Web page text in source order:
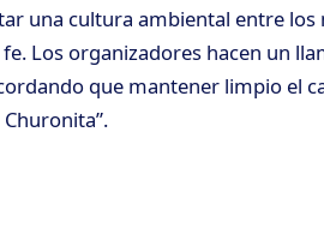
una cultura ambiental entre los
Los organizadores hacen un
que mantener limpio el